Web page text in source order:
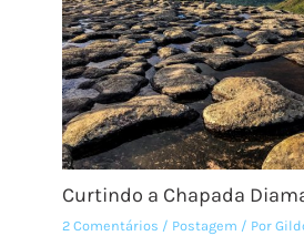
Curtindo a Chapada
2 Comentários / Postagem / Por